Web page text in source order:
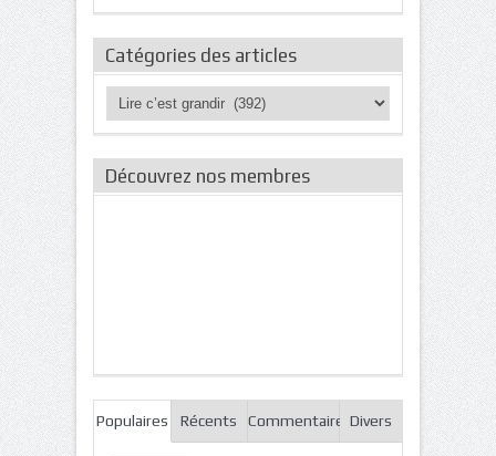
Catégories des articles
Catégories
des
Découvrez nos membres
Populaires Récents CommentairesDivers